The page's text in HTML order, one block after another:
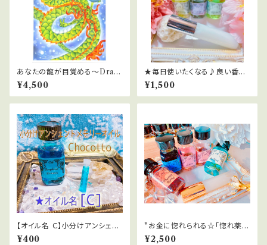
あなたの龍が目覚める～Drag
on Arise～セッション
¥4,500
★毎日使いたくなる♪良い香り
の【Innocent Clear浄化スプ
レー】
¥1,500
【オイル名 Ｃ】小分けアンシェン
トメモリーオイルChocotto
¥400
*お金に惚れられる☆「惚れ薬」
恋愛＆金運！超強力スプレー
¥2,500